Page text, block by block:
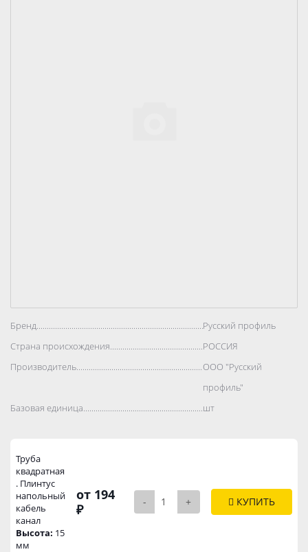
Бренд..................................................................................Русский профиль
Страна происхождения..................................................................................
РОССИЯ
Производитель..................................................................................
ООО "Русский
профиль"
Базовая единица..................................................................................
шт
Труба
квадратная
. Плинтус
напольный
кабель
канал
Высота: 15
мм
от 194
₽
- + КУПИТЬ